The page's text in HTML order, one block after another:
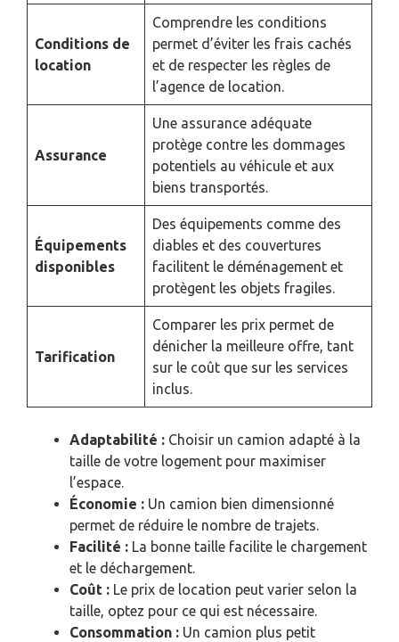
Conditions de
location
Comprendre les conditions
permet d’éviter les frais cachés
et de respecter les règles de
l’agence de location.
Assurance
Une assurance adéquate
protège contre les dommages
potentiels au véhicule et aux
biens transportés.
Équipements
disponibles
Des équipements comme des
diables et des couvertures
facilitent le déménagement et
protègent les objets fragiles.
Tarification
Comparer les prix permet de
dénicher la meilleure offre, tant
sur le coût que sur les services
inclus.
Adaptabilité : Choisir un camion adapté à la
taille de votre logement pour maximiser
l’espace.
Économie : Un camion bien dimensionné
permet de réduire le nombre de trajets.
Facilité : La bonne taille facilite le chargement
et le déchargement.
Coût : Le prix de location peut varier selon la
taille, optez pour ce qui est nécessaire.
Consommation : Un camion plus petit